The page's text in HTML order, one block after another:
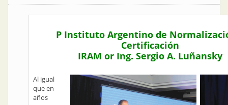
P Instituto Argentino de
Certificación
IRAM or Ing. Sergio A. Luñansky
Al igual
que en
años